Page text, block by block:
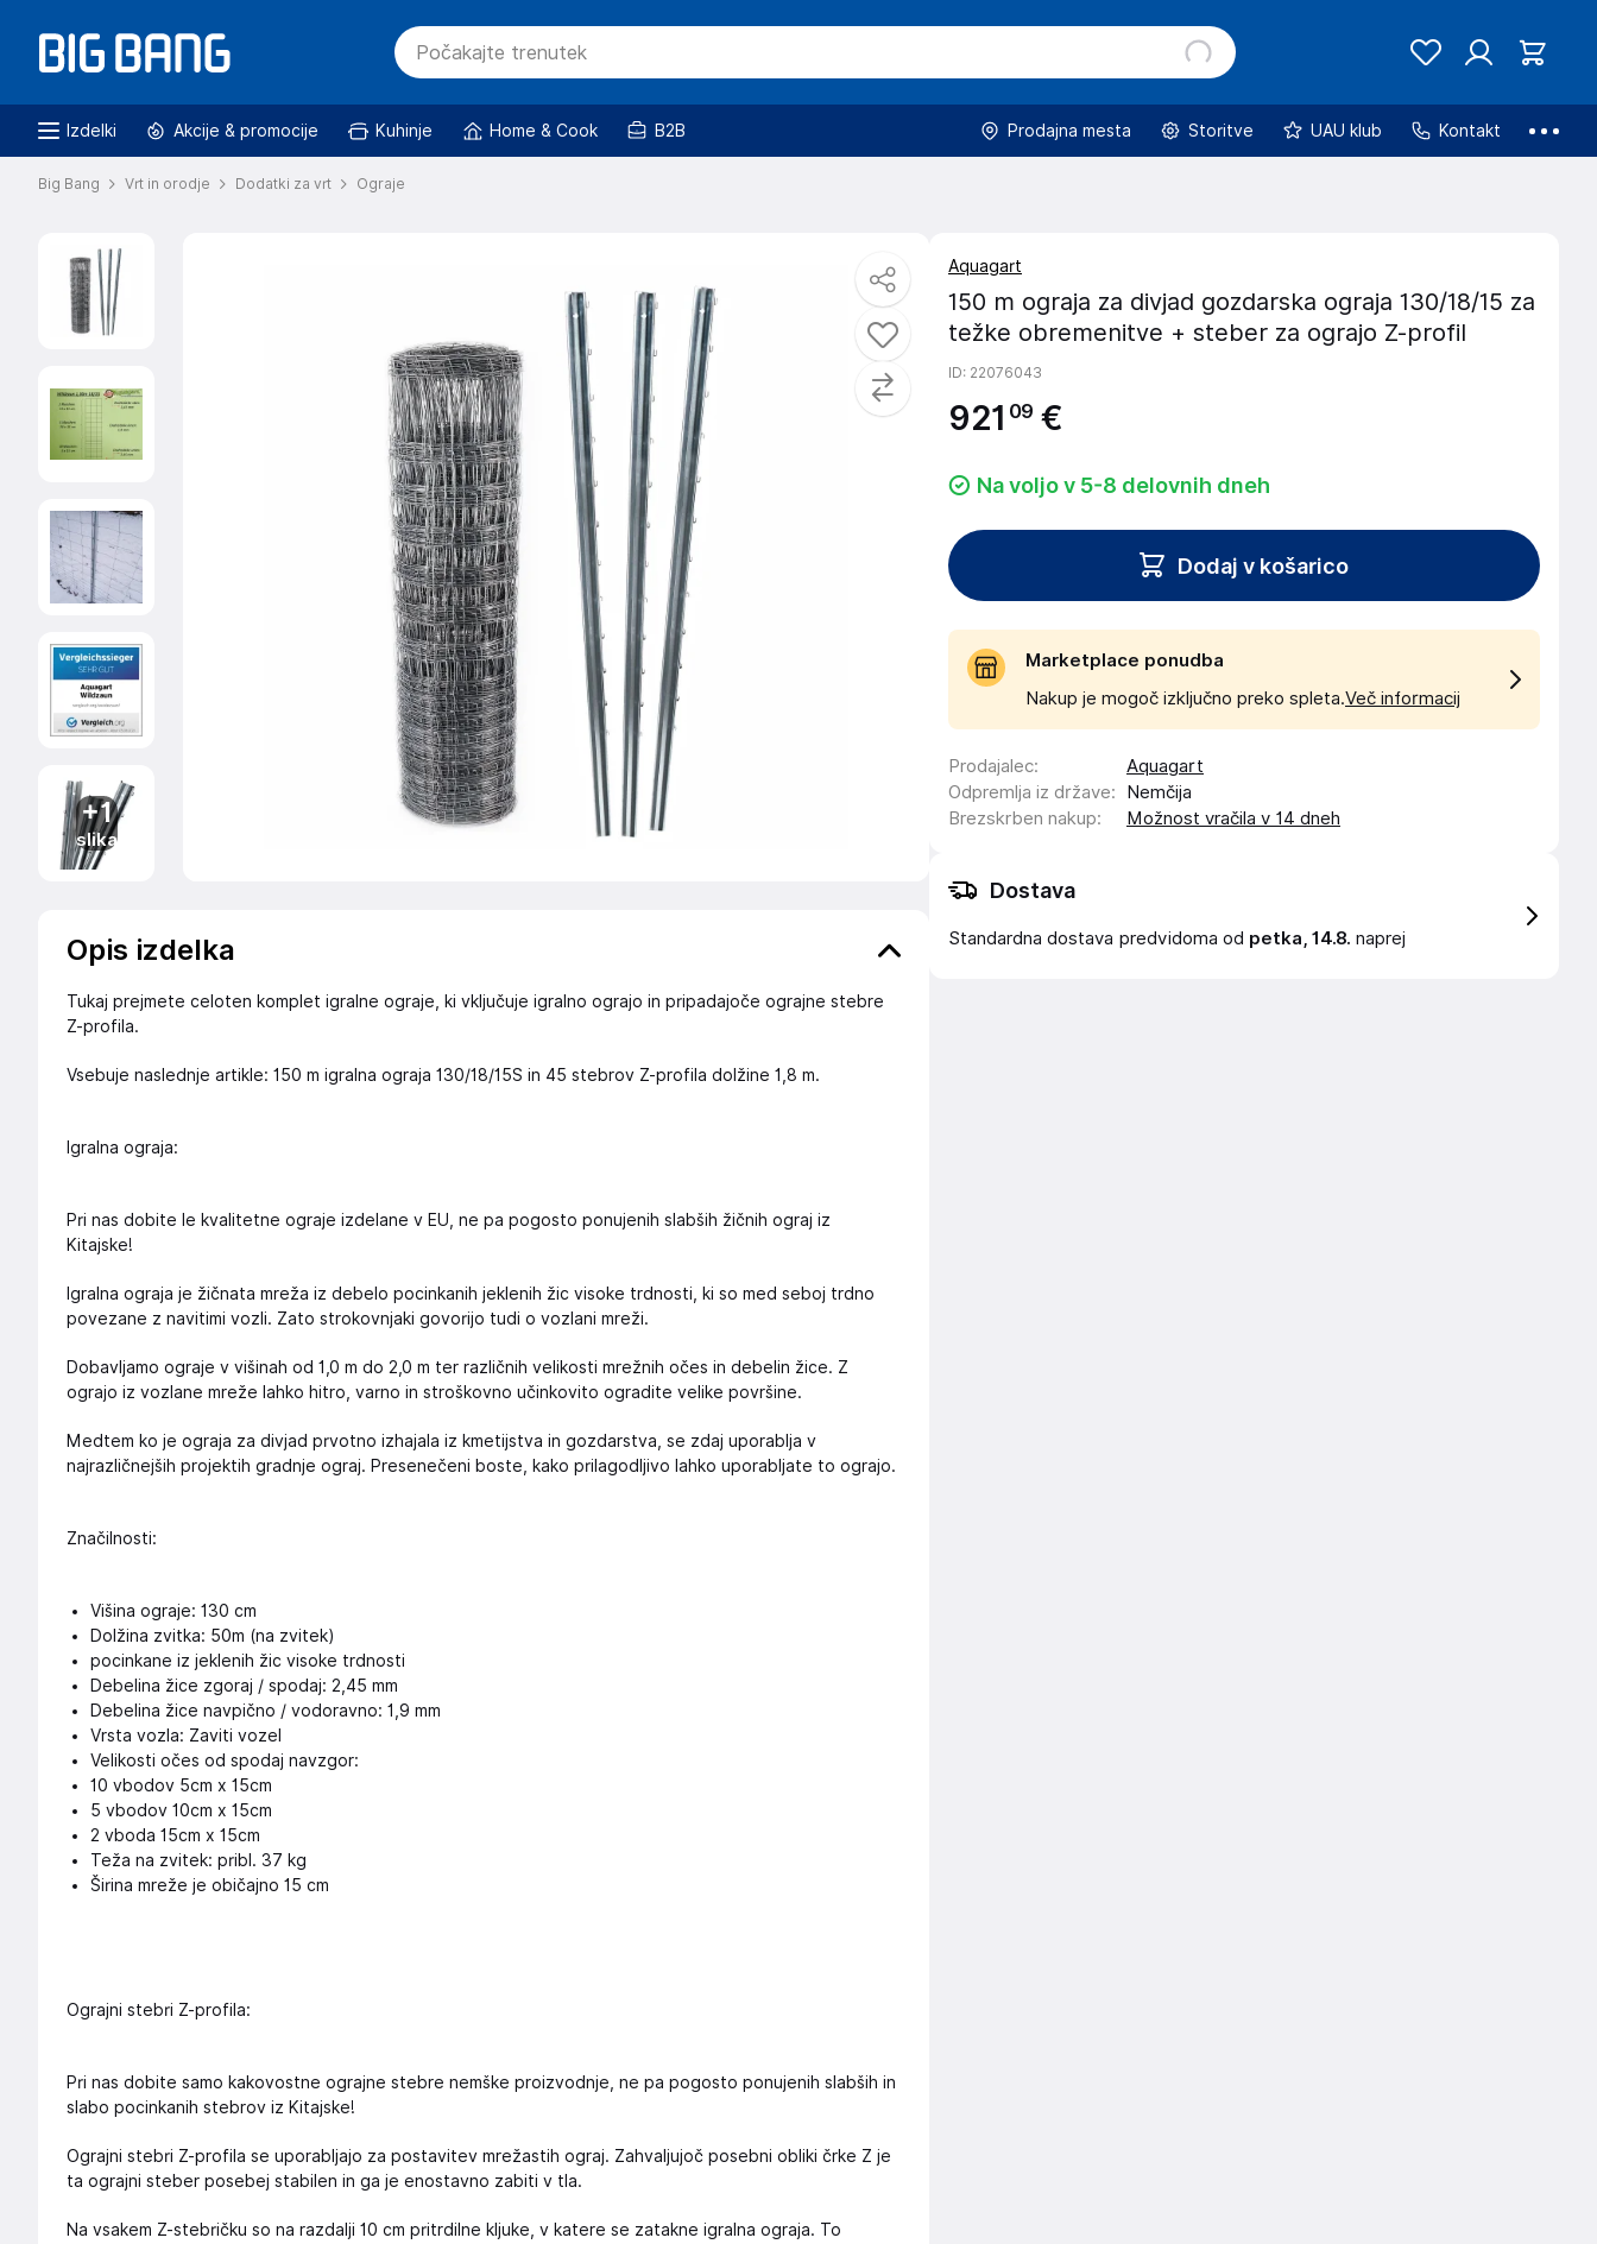
Izdelki Akcije & promocije Kuhinje Home & Cook B2B Prodajna mesta Storitve UAU klub Kontakt
Big Bang Vrt in orodje Dodatki za vrt Ograje
+1
slika
Opis izdelka
Tukaj prejmete celoten komplet igralne ograje, ki vključuje igralno ograjo in pripadajoče ograjne stebre
Z-profila.
Vsebuje naslednje artikle: 150 m igralna ograja 130/18/15S in 45 stebrov Z-profila dolžine 1,8 m.
Igralna ograja:
Pri nas dobite le kvalitetne ograje izdelane v EU, ne pa pogosto ponujenih slabših žičnih ograj iz
Kitajske!
Igralna ograja je žičnata mreža iz debelo pocinkanih jeklenih žic visoke trdnosti, ki so med seboj trdno
povezane z navitimi vozli. Zato strokovnjaki govorijo tudi o vozlani mreži.
Dobavljamo ograje v višinah od 1,0 m do 2,0 m ter različnih velikosti mrežnih očes in debelin žice. Z
ograjo iz vozlane mreže lahko hitro, varno in stroškovno učinkovito ogradite velike površine.
Medtem ko je ograja za divjad prvotno izhajala iz kmetijstva in gozdarstva, se zdaj uporablja v
najrazličnejših projektih gradnje ograj. Presenečeni boste, kako prilagodljivo lahko uporabljate to ograjo.
Značilnosti:
Višina ograje: 130 cm
Dolžina zvitka: 50m (na zvitek)
pocinkane iz jeklenih žic visoke trdnosti
Debelina žice zgoraj / spodaj: 2,45 mm
Debelina žice navpično / vodoravno: 1,9 mm
Vrsta vozla: Zaviti vozel
Velikosti očes od spodaj navzgor:
10 vbodov 5cm x 15cm
5 vbodov 10cm x 15cm
2 vboda 15cm x 15cm
Teža na zvitek: pribl. 37 kg
Širina mreže je običajno 15 cm
Ograjni stebri Z-profila:
Pri nas dobite samo kakovostne ograjne stebre nemške proizvodnje, ne pa pogosto ponujenih slabših in
slabo pocinkanih stebrov iz Kitajske!
Ograjni stebri Z-profila se uporabljajo za postavitev mrežastih ograj. Zahvaljujoč posebni obliki črke Z je
ta ograjni steber posebej stabilen in ga je enostavno zabiti v tla.
Na vsakem Z-stebričku so na razdalji 10 cm pritrdilne kljuke, v katere se zatakne igralna ograja. To
Aquagart
150 m ograja za divjad gozdarska ograja 130/18/15 za
težke obremenitve + steber za ograjo Z-profil
ID: 22076043
921 09 €
Na voljo v 5-8 delovnih dneh
Dodaj v košarico
Marketplace ponudba
Nakup je mogoč izključno preko spleta.Več informacij
Prodajalec:
Aquagart
Odpremlja iz države:
Nemčija
Brezskrben nakup: Možnost vračila v 14 dneh
Dostava
Standardna dostava predvidoma od petka, 14.8. naprej